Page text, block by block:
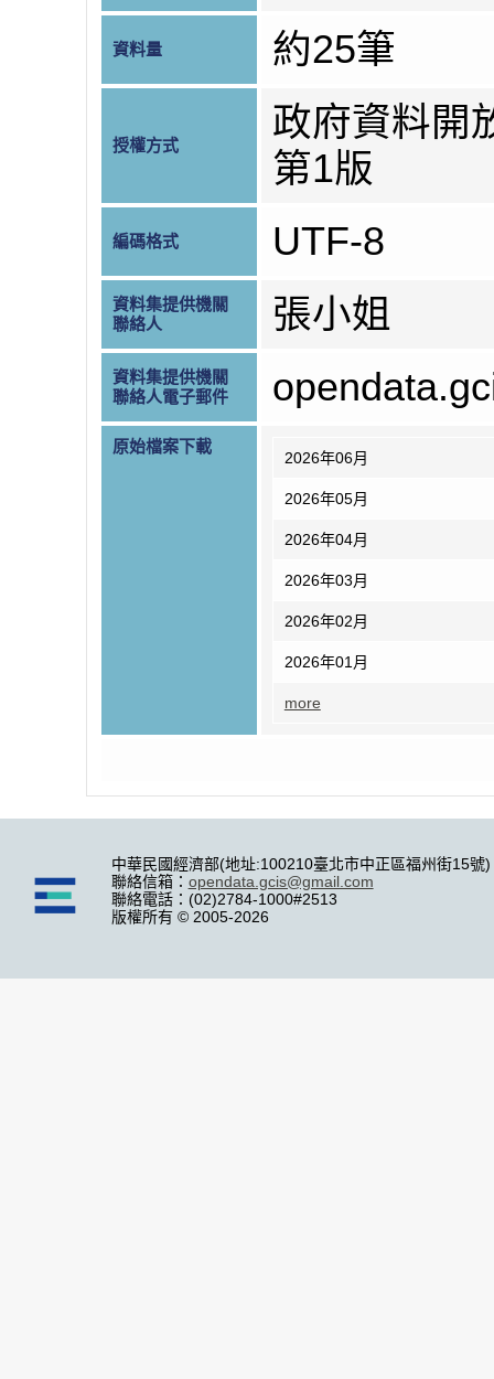
資料量 約25筆
授權方式
政府資料開
第1版
編碼格式 UTF-8
資料集提供機關
聯絡人
張小姐
資料集提供機關
聯絡人電子郵件
原始檔案下載
2026年06月
2026年05月
2026年04月
2026年03月
2026年02月
2026年01月
more
中華民國經濟部(地址:100210臺北市中正區福州街15號)
聯絡信箱： opendata.gcis@gmail.com
聯絡電話：(02)2784-1000#2513
版權所有 © 2005-2026